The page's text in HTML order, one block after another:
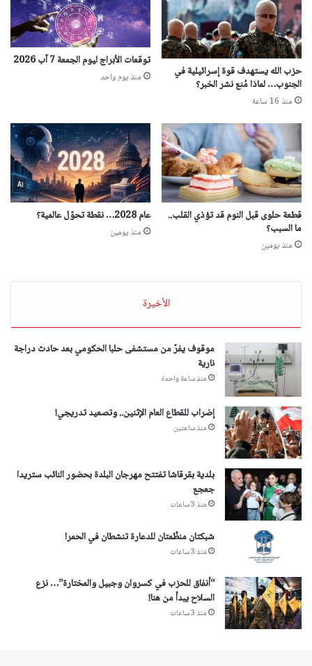
حزب الله يستهدف قوة إسرائيلية في
الجنوب… لماذا مُنع نشر الخبر؟
منذ 16 ساعة
توقعات الأبراج ليوم الجمعة 7 آب 2026
منذ يوم واحد
قطعة حلوى قبل النوم قد تؤذي القلب..
ما السبب؟
منذ يومين
عام 2028… نقطة تحوّل عالمية؟
منذ يومين
الأخيرة
موقوف يفرّ من مستشفى حلبا الحكومي بعد حادث دراجة
نارية
منذ ساعة واحدة
إضراب للقطاع العام الإثنين.. وتصعيد تدريجي!
منذ ساعتين
بلدية بقرقاشا تفتتح مهرجان البلدة بحضور النائب ستريدا
جعجع
منذ 3 ساعات
شبكتان منظّمتان للدعارة تنشطان في الحمرا
منذ 3 ساعات
“أنفاق للحزب في كسروان وجبيل والمختارة”… نزع
السلاح يبدأ من هنا!
منذ 3 ساعات